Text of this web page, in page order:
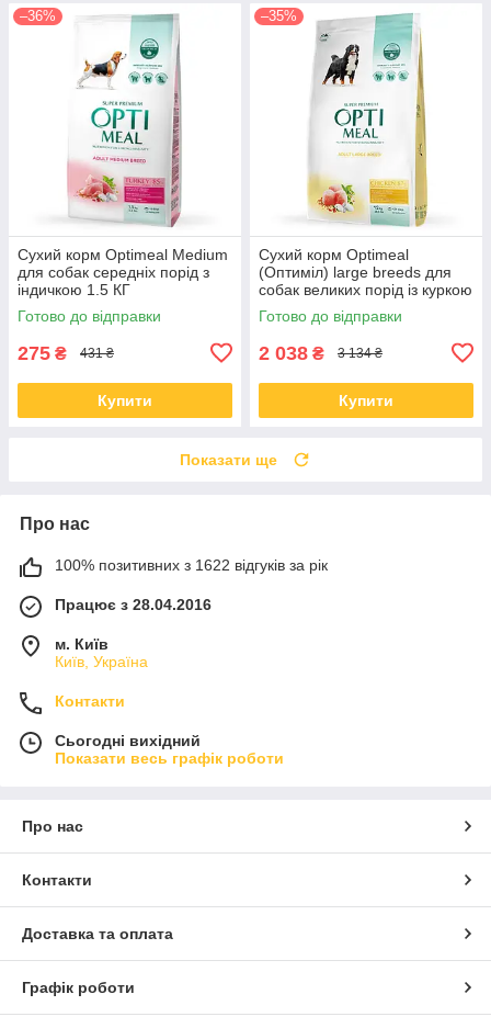
–36%
Сухий корм Optimeal Medium
для собак середніх порід з
індичкою 1.5 КГ
Готово до відправки
275 ₴ 431 ₴
Купити
–35%
Сухий корм Optimeal
(Оптиміл) large breeds для
собак великих порід із куркою
12 КГ
Готово до відправки
2 038 ₴ 3 134 ₴
Купити
Показати ще
Про нас
100% позитивних з 1622 відгуків за рік
Працює з 28.04.2016
м. Київ
Київ, Україна
Контакти
Сьогодні вихідний
Показати весь графік роботи
Про нас
Контакти
Доставка та оплата
Графік роботи